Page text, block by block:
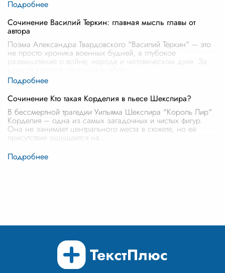
Сочинение Василий Теркин: главная мысль главы от
автора
Поэма Александра Твардовского "Василий Тёркин" – это
не просто хроника военных будней, а глубокое
размышление о войне, народе и человеческом духе. За
Сочинение Кто такая Корделия в пьесе Шекспира?
В бессмертной трагедии Уильяма Шекспира "Король Лир"
Корделия – одна из самых загадочных и чистых фигур.
Она не занимает центрального места в сюжете, но её
присутствие ощущается на